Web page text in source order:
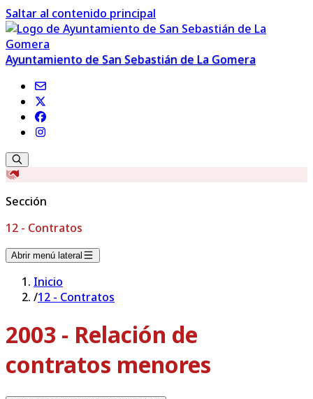
Saltar al contenido principal
Ayuntamiento de San Sebastián de La Gomera
Sección
12 - Contratos
Abrir menú lateral
Inicio
/12 - Contratos
2003 - Relación de
contratos menores